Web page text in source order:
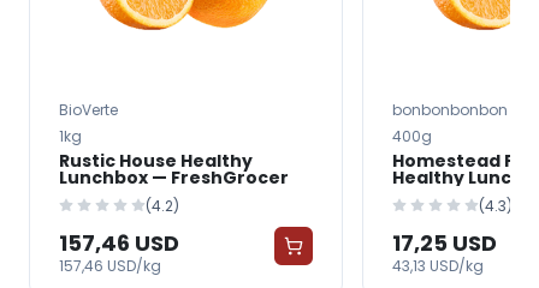
BioVerte
1kg
Rustic House Healthy
Lunchbox — FreshGrocer
(4.2)
157,46 USD
157,46 USD/kg
bonbonbonbon
400g
Homestead
Healthy
FreshGrocer
(4.3)
17,25 USD
43,13 USD/kg